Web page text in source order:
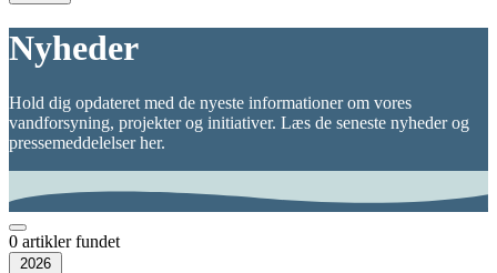
Nyheder
Hold dig opdateret med de nyeste informationer om vores
vandforsyning, projekter og initiativer. Læs de seneste nyheder og
pressemeddelelser her.
0 artikler fundet
2026